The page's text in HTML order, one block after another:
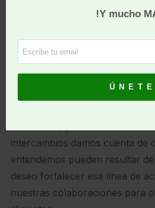
Seminarios, Publicaciones,
de camaradería e ilusión que
esencia misma de nuestra
intercambios damos cuenta de
entendemos pueden resultar
deseo fortalecer esa línea de
nuestras colaboraciones para